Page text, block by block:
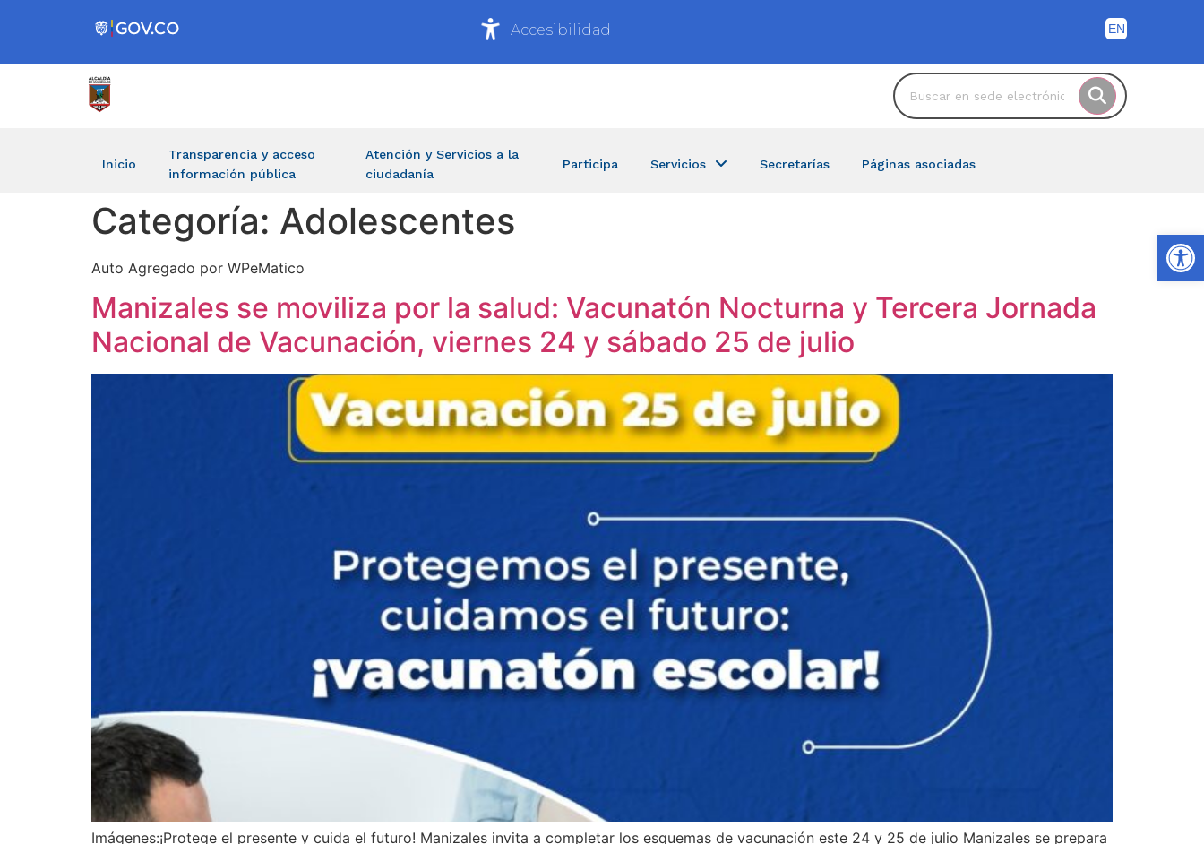
Accesibilidad
Inicio
Transparencia y acceso
información pública
Atención y Servicios a la
ciudadanía
Participa Servicios Secretarías Páginas asociadas
Categoría: Adolescentes
Auto Agregado por WPeMatico
Manizales se moviliza por la salud: Vacunatón Nocturna y Tercera Jornada
Nacional de Vacunación, viernes 24 y sábado 25 de julio
Imágenes:¡Protege el presente y cuida el futuro! Manizales invita a completar los esquemas de vacunación este 24 y 25 de julio Manizales se prepara